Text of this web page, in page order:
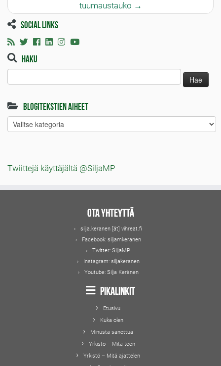
tuumaustauko →
Social links
Haku
Blogitekstien aiheet
Blogitekstien
aiheet
Twiittejä käyttäjältä @SiljaMP
Ota yhteyttä
silja.keranen [ät] vihreat.fi
Facebook: siljamkeranen
Twitter: SiljaMP
Instagram: siljakeranen
Youtube: Silja Keränen
Pikalinkit
Etusivu
Kuka olen
Minusta sanottua
Yrkistö – Mitä teen
Yrkistö – Mitä ajattelen